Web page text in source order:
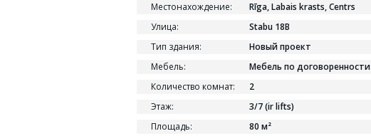
Местонахождение:
Rīga, Labais krasts, Centrs
Улица:
Stabu 18B
Тип здания:
Новый проект
Мебель:
Мебель по договоренности
Количество комнат:
2
Этаж:
3/7 (ir lifts)
Площадь:
80 м²